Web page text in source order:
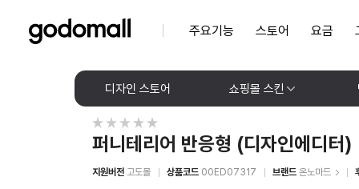
주요기능 스토어 요금
디자인 스토어 쇼핑몰 스킨
퍼니테리어 반응형 (디자인에디터)
지원버전 고도몰 상품코드 00ED07317 브랜드 온노마드